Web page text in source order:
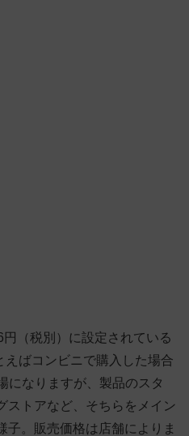
（税別）に設定されている
ばコンビニで購入した場合
になりますが、製品のスタ
ストアなど、そちらをメイン
子。販売価格は店舗によりま